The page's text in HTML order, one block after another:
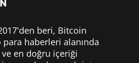
beri, Bitcoin
haberleri alanında
ve en doğru içeriği